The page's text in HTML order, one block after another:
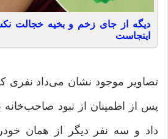
دیگه از جای زخم و بخیه خجالت
اینجاست
تصاویر موجود نشان می‌داد نفری
پس از اطمینان از نبود
داد و سه نفر دیگر از همان